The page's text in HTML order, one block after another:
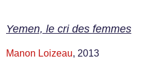
Yemen, le cri des femmes
Manon Loizeau, 2013